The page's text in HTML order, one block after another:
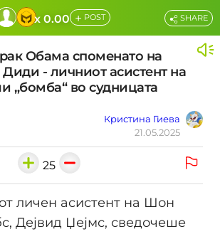
x 0.00 + POST
Обама споменато на
- личниот асистент на
„бомба“ во судницата
Кристина Гиева
21.05.2025
SHARE
25
личен асистент на Шон
Дејвид Џејмс, сведочеше